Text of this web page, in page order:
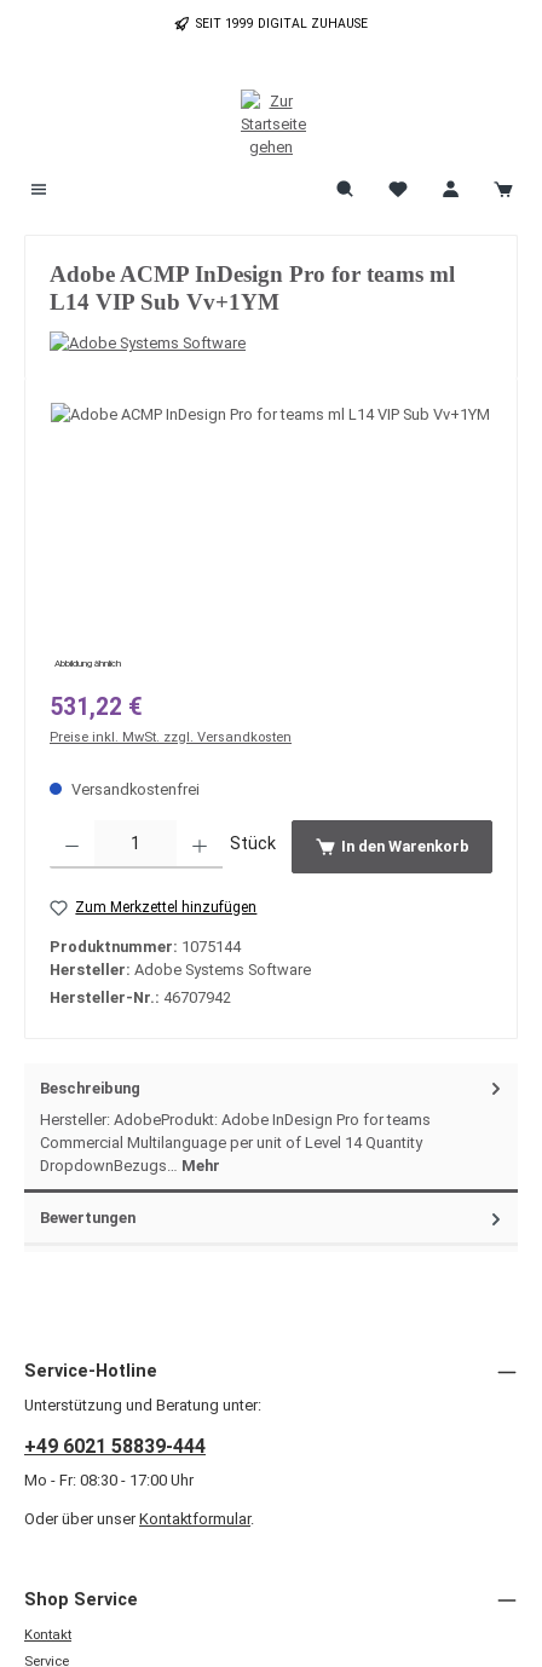
Zum Hauptinhalt springen SEIT 1999 DIGITAL ZUHAUSE
Adobe ACMP InDesign Pro for teams ml
L14 VIP Sub Vv+1YM
Bildergalerie überspringen
Abbildung ähnlich
Regulärer Preis:
531,22 €
Preise inkl. MwSt. zzgl. Versandkosten
Versandkostenfrei
Stück In den Warenkorb
Zum Merkzettel hinzufügen
Produktnummer: 1075144
Hersteller: Adobe Systems Software
Hersteller-Nr.: 46707942
Beschreibung
Hersteller: AdobeProdukt: Adobe InDesign Pro for teams
Commercial Multilanguage per unit of Level 14 Quantity
DropdownBezugs… Mehr
Bewertungen
Service-Hotline
Unterstützung und Beratung unter:
+49 6021 58839-444
Mo - Fr: 08:30 - 17:00 Uhr
Oder über unser Kontaktformular.
Shop Service
Kontakt
Service